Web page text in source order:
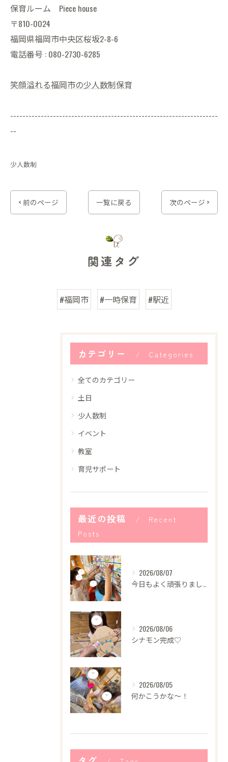
保育ルーム Piece house
〒810-0024
福岡県福岡市中央区桜坂2-8-6
電話番号 : 080-2730-6285
笑顔溢れる福岡市の少人数制保育
--------------------------------------------------------------------
--
少人数制
< 前のページ 一覧に戻る 次のページ >
関連タグ
#福岡市 #一時保育 #駅近
カテゴリー Categories
全てのカテゴリー
土日
少人数制
イベント
教室
育児サポート
最近の投稿
Recent
Posts
2026/08/07
2026/08/06
シナモン完成♡
2026/08/05
何かこうかな〜！